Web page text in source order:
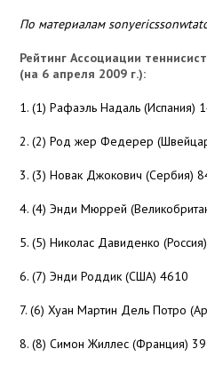
По материалам
Рейтинг Ассоциации
(на 6 апреля 2009 г.):
1. (1) Рафаэль Надаль (Испания)
2. (2) Род жер Федерер
3. (3) Новак Джокович (Сербия)
4. (4) Энди Мюррей
5. (5) Николас Давиденко
6. (7) Энди Роддик (США) 4610
7. (6) Хуан Мартин Дель Потро
8. (8) Симон Жиллес (Франция)